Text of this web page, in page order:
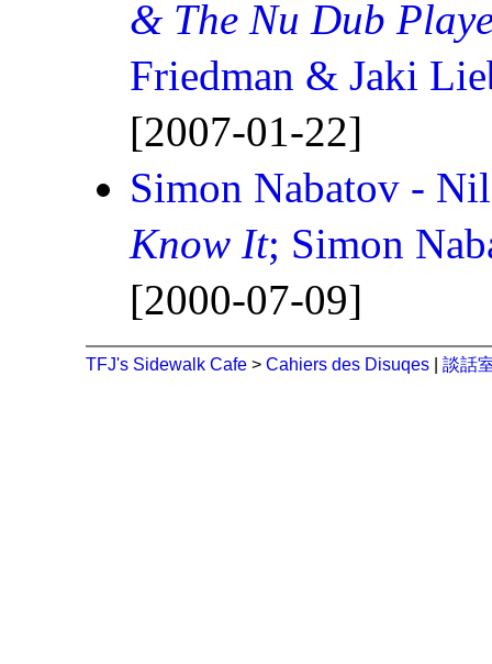
& The Nu Dub
Friedman & Jaki
[2007-01-22]
Simon Nabatov -
Know It; Simon
[2000-07-09]
TFJ's Sidewalk Cafe >Cahiers des Disuqes |談話